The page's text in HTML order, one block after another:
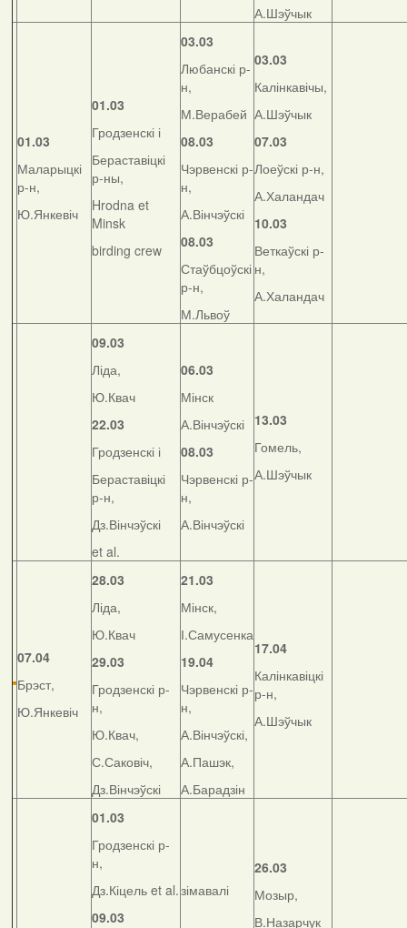
А.Шэўчык
01.03
Маларыцкі
р-н,
Ю.Янкевіч
01.03
Гродзенскі і
Бераставіцкі
р-ны,
Hrodna et
Minsk
birding crew
03.03
Любанскі р-
н,
М.Верабей
08.03
Чэрвенскі р-
н,
А.Вінчэўскі
08.03
Стаўбцоўскі
р-н,
М.Львоў
03.03
Калінкавічы,
А.Шэўчык
07.03
Лоеўскі р-н,
А.Халандач
10.03
Веткаўскі р-
н,
А.Халандач
09.03
Ліда,
Ю.Квач
22.03
Гродзенскі і
Бераставіцкі
р-н,
Дз.Вінчэўскі
et al.
06.03
Мінск
А.Вінчэўскі
08.03
Чэрвенскі р-
н,
А.Вінчэўскі
13.03
Гомель,
А.Шэўчык
07.04
Брэст,
Ю.Янкевіч
28.03
Ліда,
Ю.Квач
29.03
Гродзенскі р-
н,
Ю.Квач,
С.Саковіч,
Дз.Вінчэўскі
21.03
Мінск,
І.Самусенка
19.04
Чэрвенскі р-
н,
А.Вінчэўскі,
А.Пашэк,
А.Барадзін
17.04
Калінкавіцкі
р-н,
А.Шэўчык
01.03
Гродзенскі р-
н,
Дз.Кіцель et al.
09.03
зімавалі
26.03
Мозыр,
В.Назарчук